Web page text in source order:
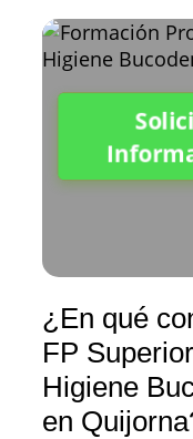
¿En qué
FP
Higiene
en